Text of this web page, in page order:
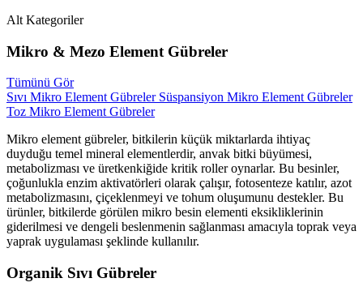
Alt Kategoriler
Mikro & Mezo Element Gübreler
Tümünü Gör
Sıvı Mikro Element Gübreler Süspansiyon Mikro Element Gübreler
Toz Mikro Element Gübreler
Mikro element gübreler, bitkilerin küçük miktarlarda ihtiyaç
duyduğu temel mineral elementlerdir, anvak bitki büyümesi,
metabolizması ve üretkenkiğide kritik roller oynarlar. Bu besinler,
çoğunlukla enzim aktivatörleri olarak çalışır, fotosenteze katılır, azot
metabolizmasını, çiçeklenmeyi ve tohum oluşumunu destekler. Bu
ürünler, bitkilerde görülen mikro besin elementi eksikliklerinin
giderilmesi ve dengeli beslenmenin sağlanması amacıyla toprak veya
yaprak uygulaması şeklinde kullanılır.
Organik Sıvı Gübreler